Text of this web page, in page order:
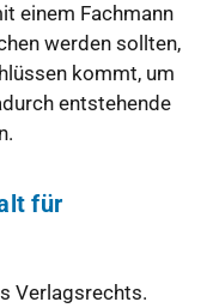
einem Fachmann
werden sollten,
kommt, um
entstehende
für
Verlagsrechts.